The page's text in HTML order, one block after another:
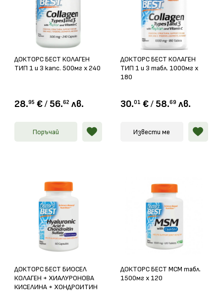
ДОКТОРС БЕСТ КОЛАГЕН
ТИП 1 и 3 капс. 500мг х 240
28.95 € / 56.62 лв.
Поръчай
ДОКТОРС БЕСТ КОЛАГЕН
ТИП 1 и 3 табл. 1000мг х
180
30.01 € / 58.69 лв.
Извести ме
ДОКТОРС БЕСТ БИОСЕЛ
КОЛАГЕН + ХИАЛУРОНОВА
КИСЕЛИНА + ХОНДРОИТИН
ДОКТОРС БЕСТ МСМ табл.
1500мг х 120